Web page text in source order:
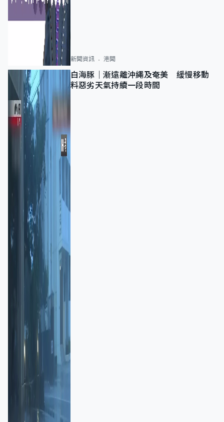
新聞資訊 港聞
白海豚｜漸遠離沖繩及奄美 緩慢移動
料惡劣天氣持續一段時間